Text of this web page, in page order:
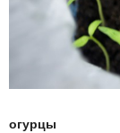
огурцы